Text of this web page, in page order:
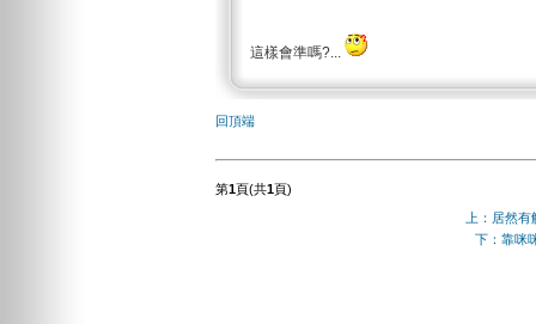
這樣會準嗎?...
回頂端
第1頁(共1頁)
上：居然
下：靠咪